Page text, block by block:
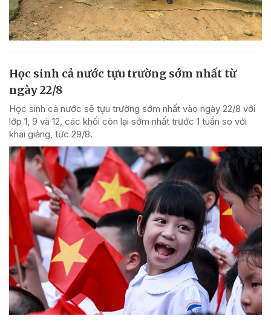
Học sinh cả nước tựu trường sớm nhất từ
ngày 22/8
Học sinh cả nước sẽ tựu trường sớm nhất vào ngày 22/8 với
lớp 1, 9 và 12, các khối còn lại sớm nhất trước 1 tuần so với
khai giảng, tức 29/8.